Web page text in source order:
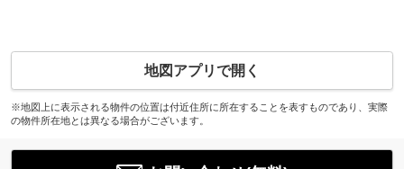
地図アプリで開く
※地図上に表示される物件の位置は付近住所に所在することを表すものであり、実際
の物件所在地とは異なる場合がございます。